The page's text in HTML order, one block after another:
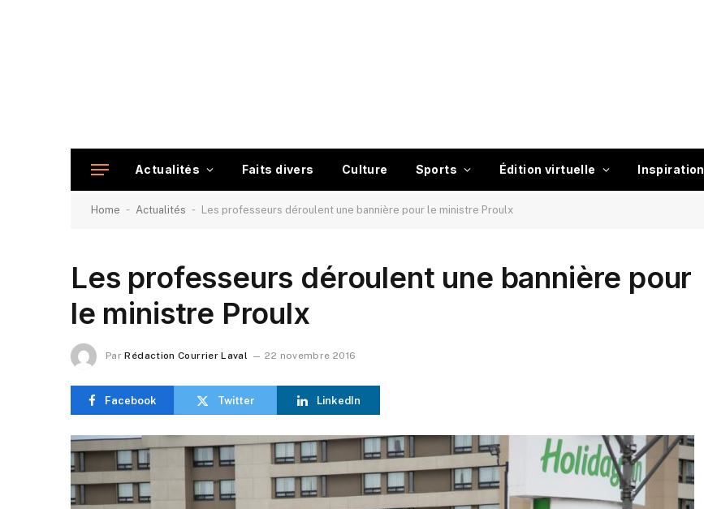
Actualités Faits divers Culture Sports Édition virtuelle Inspiration
Home - Actualités - Les professeurs déroulent une bannière pour le ministre Proulx
Les professeurs déroulent une bannière pour
le ministre Proulx
Par Rédaction Courrier Laval 22 novembre 2016
Facebook Twitter LinkedIn